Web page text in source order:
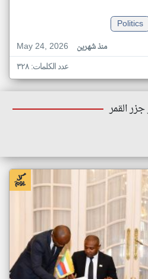
Politics
May 24, 2026
منذ شهرين
عدد الكلمات: ٣٢٨
القمر